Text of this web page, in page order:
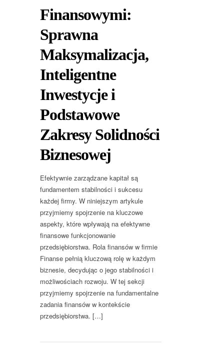
Finansowymi:
Sprawna
Maksymalizacja,
Inteligentne
Inwestycje i
Podstawowe
Zakresy Solidności
Biznesowej
Efektywnie zarządzane kapitał są
fundamentem stabilności i sukcesu
każdej firmy. W niniejszym artykule
przyjmiemy spojrzenie na kluczowe
aspekty, które wpływają na efektywne
finansowe funkcjonowanie
przedsiębiorstwa. Rola finansów w firmie
Finanse pełnią kluczową rolę w każdym
biznesie, decydując o jego stabilności i
możliwościach rozwoju. W tej sekcji
przyjmiemy spojrzenie na fundamentalne
zadania finansów w kontekście
przedsiębiorstwa. […]